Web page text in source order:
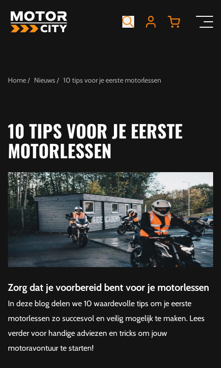
Home Nieuws 10 tips voor je eerste motorlessen
10 TIPS VOOR JE EERSTE
MOTORLESSEN
Zorg dat je voorbereid bent voor je motorlessen
In deze blog delen we 10 waardevolle tips om je eerste
motorlessen zo succesvol en veilig mogelijk te maken. Lees
verder voor handige adviezen en tricks om jouw
motoravontuur te starten!